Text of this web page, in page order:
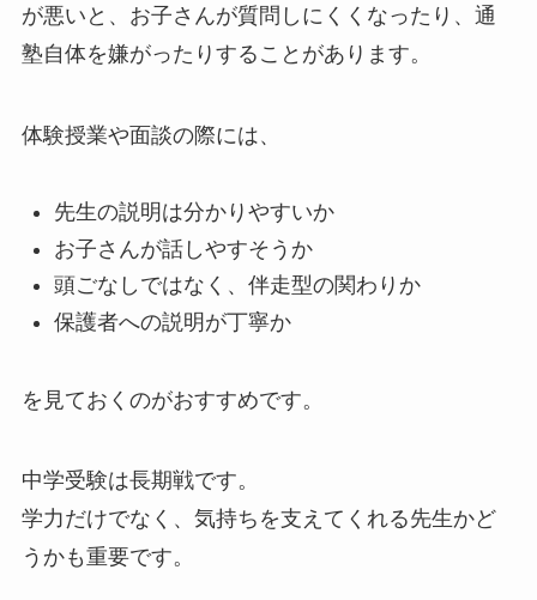
が悪いと、お子さんが質問しにくくなったり、通
塾自体を嫌がったりすることがあります。
体験授業や面談の際には、
先生の説明は分かりやすいか
お子さんが話しやすそうか
頭ごなしではなく、伴走型の関わりか
保護者への説明が丁寧か
を見ておくのがおすすめです。
中学受験は長期戦です。
学力だけでなく、気持ちを支えてくれる先生かど
うかも重要です。